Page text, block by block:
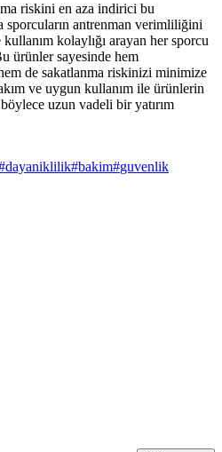
riskini en aza indirici bu
sporcuların antrenman verimliliğini
kolaylığı arayan her sporcu
ürünler sayesinde hem
de sakatlanma riskinizi minimize
ve uygun kullanım ile ürünlerin
uzun vadeli bir yatırım
dayaniklilik#bakim#guvenlik